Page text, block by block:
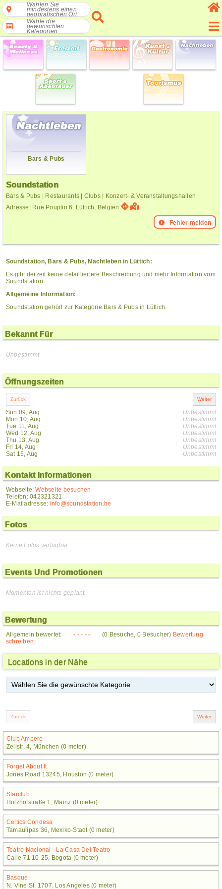
Wählen Sie
mindestens einen
geografischen Ort
Wähle die
gewünschten
Kategorien
Bars & Pubs
Soundstation
Bars & Pubs | Restaurants | Clubs | Konzert- & Veranstaltungshallen
Adresse: Rue Pouplin 6. Lüttich, Belgien
Fehler melden
Soundstation, Bars & Pubs, Nachtleben in Lüttich:
Es gibt derzeit keine detailliertere Beschreibung und mehr Information vom
Soundstation.
Allgemeine Information:
Soundstation gehört zur Kategorie Bars & Pubs in Lüttich.
Bekannt Für
Unbestimmt
Öffnungszeiten
Sun 09, Aug
Mon 10, Aug
Tue 11, Aug
Wed 12, Aug
Thu 13, Aug
Fri 14, Aug
Sat 15, Aug
Unbestimmt
Unbestimmt
Unbestimmt
Unbestimmt
Unbestimmt
Unbestimmt
Unbestimmt
Kontakt Informationen
Webseite:Webseite besuchen
Telefon: 042321321
E-Mailadresse: info@soundstation.be
Fotos
Keine Fotos verfügbar
Events Und Promotionen
Momentan ist nichts geplant.
Bewertung
Allgemein bewertet: - - - - - (0 Besuche, 0 Besucher) Bewertung
schreiben
Locations in der Nähe
Club Ampere
Zellstr. 4, München (0 meter)
Forget About It
Jones Road 13245, Houston (0 meter)
Starclub
Holzhofstraße 1, Mainz (0 meter)
Celtics Condesa
Tamaulipas 36, Mexiko-Stadt (0 meter)
Teatro Nacional - La Casa Del Teatro
Calle 71 10-25, Bogota (0 meter)
Basque
N. Vine St. 1707, Los Angeles (0 meter)